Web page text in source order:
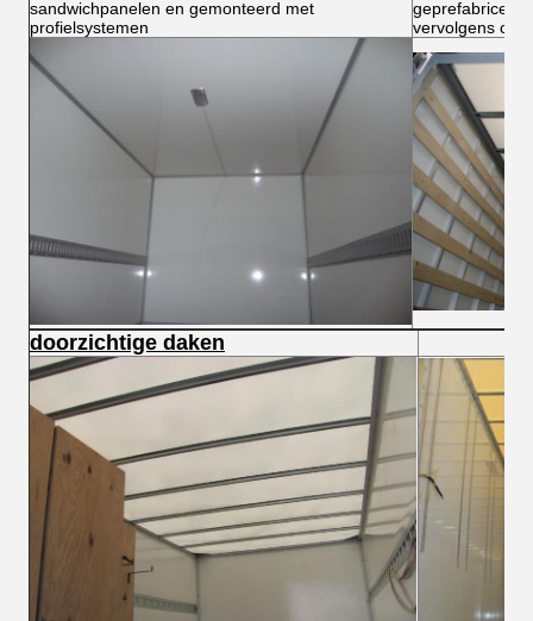
sandwichpanelen en gemonteerd met
profielsystemen
vervolgens op
doorzichtige daken